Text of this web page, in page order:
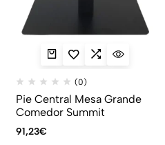
(0)
Pie Central Mesa Grande
Comedor Summit
91,23€